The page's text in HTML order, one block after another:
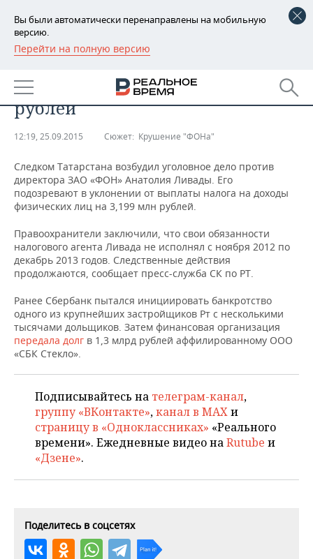
Вы были автоматически перенаправлены на мобильную
версию.
Перейти на полную версию
РЕГИОНЫ
БАШКОРТОСТАН
ТАТАРСТАН
НОВОСТИ
АНАЛИТИКА
ДЕКЛАРАЦИИ О ДОХОДАХ
КОРОЛИ ГОСЗАКАЗА ПФО
ВУЗЫ ТАТАРСТАНА
КОМУ ПРИНАДЛЕЖАТ
ТАТАРСТАНА
НОВОСТИ ЭКОНОМИКИ
ФИНАНСЫ
БАНКИ
БЮДЖЕТ
ИНВЕСТИЦИИ
ПРОМЫШЛЕННОСТЬ
НОВОСТИ
АГРОПРОМ
НЕФТЕХИМИЯ
НЕФТЬ
ЭНЕРГЕТИКА
НЕДВИЖИМОСТЬ
НОВОСТИ НЕДВИЖИМОСТИ
АВТО
НОВОСТИ АВТО
БИЗНЕС
НОВОСТИ БИЗНЕСА
РОЗНИЧНАЯ ТОРГОВЛЯ
ТРАНСПОРТ
УСЛУГИ
ТЕХНОЛОГИИ
НОВОСТИ ТЕХНОЛОГИЙ
IT
МЕДИА
ТЕЛЕКОММУНИКАЦИИ
МЕРОПРИЯТИЯ
НОВОСТИ МЕРОПРИЯТИЙ
ВЫЕЗДНАЯ РЕДАКЦИЯ
БИЗНЕС-БРАНЧИ
ONLINE-КОНФЕРЕНЦИИ
СПОРТ
НОВОСТИ СПОРТА
ФУТБОЛ
ХОККЕЙ
ВОЛЕЙБОЛ
ОБЩЕСТВО
НОВОСТИ ОБЩЕСТВА
ВЛАСТЬ
ИСТОРИЯ
ФОТОГАЛЕРЕЯ
СЮЖЕТЫ
СПИСОК ПЕРСОН
ПОЛНАЯ ВЕРСИЯ
в неуплате НДФЛ на 3 млн
рублей
12:19, 25.09.2015 Сюжет: Крушение "ФОНа"
Следком Татарстана возбудил уголовное дело против
директора ЗАО «ФОН» Анатолия Ливады. Его
подозревают в уклонении от выплаты налога на доходы
физических лиц на 3,199 млн рублей.
Правоохранители заключили, что свои обязанности
налогового агента Ливада не исполнял с ноября 2012 по
декабрь 2013 годов. Следственные действия
продолжаются, сообщает пресс-служба СК по РТ.
Ранее Сбербанк пытался инициировать банкротство
одного из крупнейших застройщиков Рт с несколькими
тысячами дольщиков. Затем финансовая организация
передала долг в 1,3 млрд рублей аффилированному ООО
«СБК Стекло».
Подписывайтесь на телеграм-канал,
группу «ВКонтакте»,канал в MAXи
страницу в «Одноклассниках» «Реального
времени». Ежедневные видео наRutube и
«Дзене».
Поделитесь в соцсетях